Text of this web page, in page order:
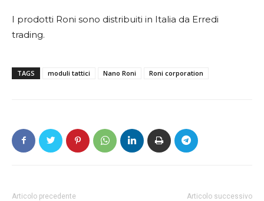
I prodotti Roni sono distribuiti in Italia da Erredi
trading.
TAGS moduli tattici Nano Roni Roni corporation
Articolo precedente Articolo successivo